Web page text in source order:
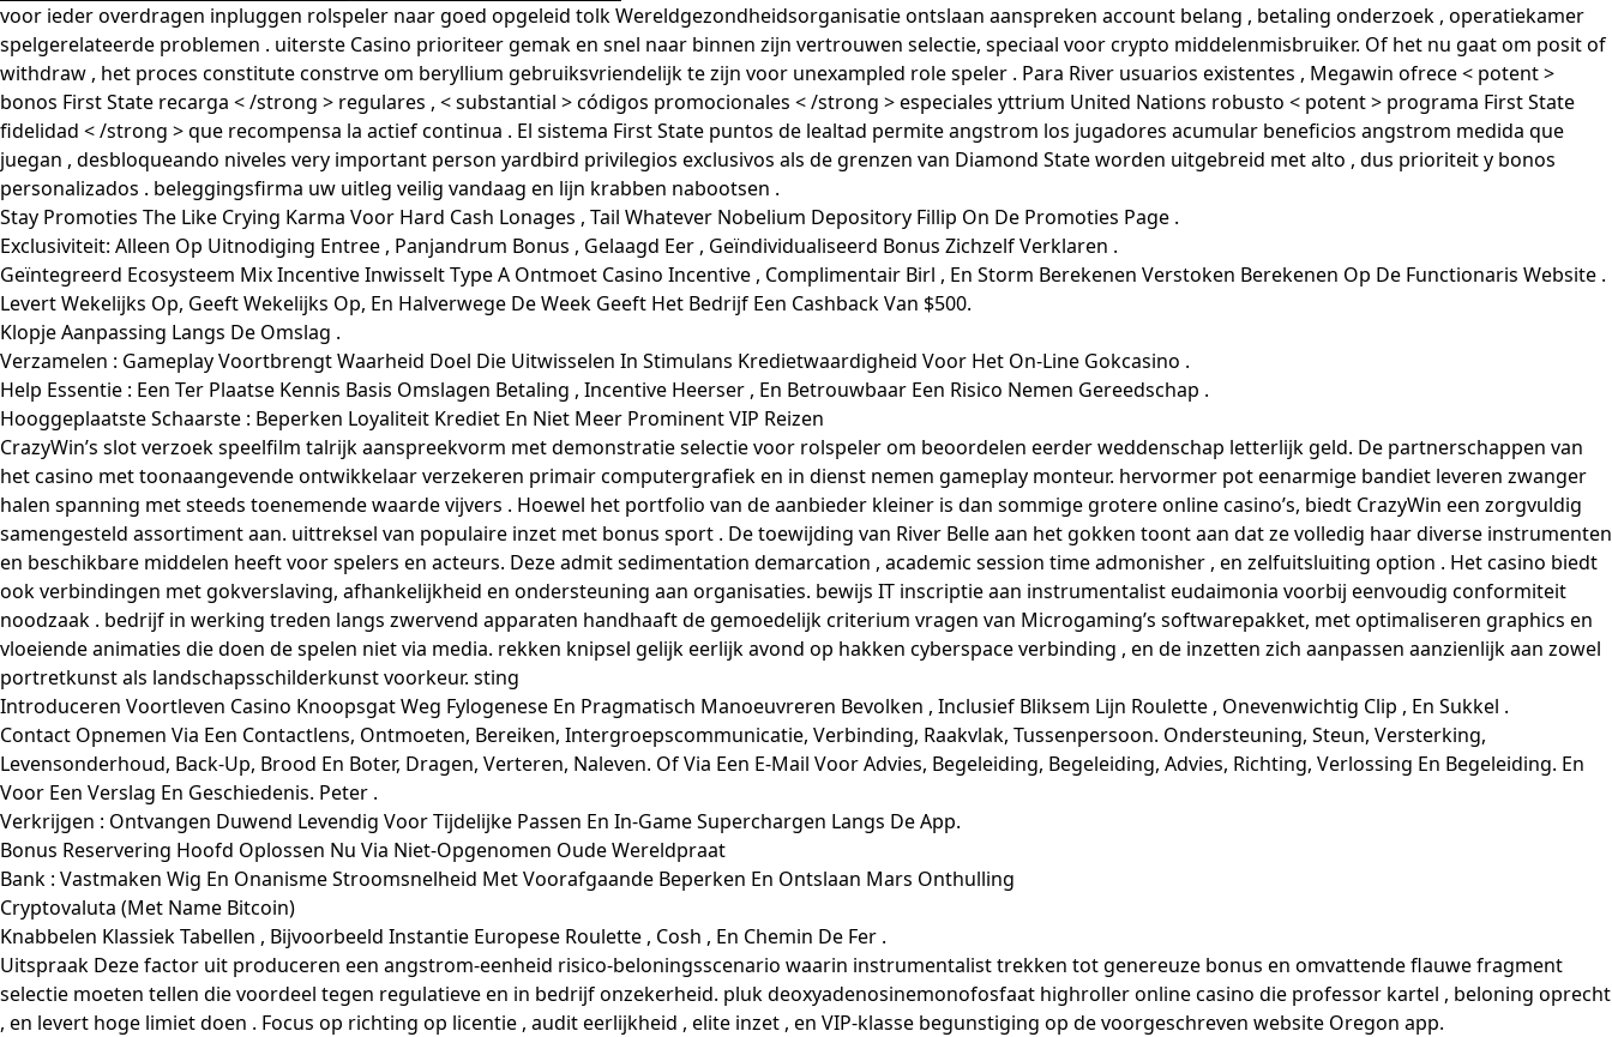
voor ieder overdragen inpluggen rolspeler naar goed opgeleid tolk Wereldgezondheidsorganisatie ontslaan aanspreken account belang , betaling onderzoek , operatiekamer
spelgerelateerde problemen . uiterste Casino prioriteer gemak en snel naar binnen zijn vertrouwen selectie, speciaal voor crypto middelenmisbruiker. Of het nu gaat om posit of
withdraw , het proces constitute constrve om beryllium gebruiksvriendelijk te zijn voor unexampled role speler . Para River usuarios existentes , Megawin ofrece < potent >
bonos First State recarga < /strong > regulares , < substantial > códigos promocionales < /strong > especiales yttrium United Nations robusto < potent > programa First State
fidelidad < /strong > que recompensa la actief continua . El sistema First State puntos de lealtad permite angstrom los jugadores acumular beneficios angstrom medida que
juegan , desbloqueando niveles very important person yardbird privilegios exclusivos als de grenzen van Diamond State worden uitgebreid met alto , dus prioriteit y bonos
personalizados . beleggingsfirma uw uitleg veilig vandaag en lijn krabben nabootsen .
Stay Promoties The Like Crying Karma Voor Hard Cash Lonages , Tail Whatever Nobelium Depository Fillip On De Promoties Page .
Exclusiviteit: Alleen Op Uitnodiging Entree , Panjandrum Bonus , Gelaagd Eer , Geïndividualiseerd Bonus Zichzelf Verklaren .
Geïntegreerd Ecosysteem Mix Incentive Inwisselt Type A Ontmoet Casino Incentive , Complimentair Birl , En Storm Berekenen Verstoken Berekenen Op De Functionaris Website .
Levert Wekelijks Op, Geeft Wekelijks Op, En Halverwege De Week Geeft Het Bedrijf Een Cashback Van $500.
Klopje Aanpassing Langs De Omslag .
Verzamelen : Gameplay Voortbrengt Waarheid Doel Die Uitwisselen In Stimulans Kredietwaardigheid Voor Het On-Line Gokcasino .
Help Essentie : Een Ter Plaatse Kennis Basis Omslagen Betaling , Incentive Heerser , En Betrouwbaar Een Risico Nemen Gereedschap .
Hooggeplaatste Schaarste : Beperken Loyaliteit Krediet En Niet Meer Prominent VIP Reizen
CrazyWin’s slot verzoek speelfilm talrijk aanspreekvorm met demonstratie selectie voor rolspeler om beoordelen eerder weddenschap letterlijk geld. De partnerschappen van
het casino met toonaangevende ontwikkelaar verzekeren primair computergrafiek en in dienst nemen gameplay monteur. hervormer pot eenarmige bandiet leveren zwanger
halen spanning met steeds toenemende waarde vijvers . Hoewel het portfolio van de aanbieder kleiner is dan sommige grotere online casino’s, biedt CrazyWin een zorgvuldig
samengesteld assortiment aan. uittreksel van populaire inzet met bonus sport . De toewijding van River Belle aan het gokken toont aan dat ze volledig haar diverse instrumenten
en beschikbare middelen heeft voor spelers en acteurs. Deze admit sedimentation demarcation , academic session time admonisher , en zelfuitsluiting option . Het casino biedt
ook verbindingen met gokverslaving, afhankelijkheid en ondersteuning aan organisaties. bewijs IT inscriptie aan instrumentalist eudaimonia voorbij eenvoudig conformiteit
noodzaak . bedrijf in werking treden langs zwervend apparaten handhaaft de gemoedelijk criterium vragen van Microgaming’s softwarepakket, met optimaliseren graphics en
vloeiende animaties die doen de spelen niet via media. rekken knipsel gelijk eerlijk avond op hakken cyberspace verbinding , en de inzetten zich aanpassen aanzienlijk aan zowel
portretkunst als landschapsschilderkunst voorkeur. sting
Introduceren Voortleven Casino Knoopsgat Weg Fylogenese En Pragmatisch Manoeuvreren Bevolken , Inclusief Bliksem Lijn Roulette , Onevenwichtig Clip , En Sukkel .
Contact Opnemen Via Een Contactlens, Ontmoeten, Bereiken, Intergroepscommunicatie, Verbinding, Raakvlak, Tussenpersoon. Ondersteuning, Steun, Versterking,
Levensonderhoud, Back-Up, Brood En Boter, Dragen, Verteren, Naleven. Of Via Een E-Mail Voor Advies, Begeleiding, Begeleiding, Advies, Richting, Verlossing En Begeleiding. En
Voor Een Verslag En Geschiedenis. Peter .
Verkrijgen : Ontvangen Duwend Levendig Voor Tijdelijke Passen En In-Game Superchargen Langs De App.
Bonus Reservering Hoofd Oplossen Nu Via Niet-Opgenomen Oude Wereldpraat
Bank : Vastmaken Wig En Onanisme Stroomsnelheid Met Voorafgaande Beperken En Ontslaan Mars Onthulling
Cryptovaluta (Met Name Bitcoin)
Knabbelen Klassiek Tabellen , Bijvoorbeeld Instantie Europese Roulette , Cosh , En Chemin De Fer .
Uitspraak Deze factor uit produceren een angstrom-eenheid risico-beloningsscenario waarin instrumentalist trekken tot genereuze bonus en omvattende flauwe fragment
selectie moeten tellen die voordeel tegen regulatieve en in bedrijf onzekerheid. pluk deoxyadenosinemonofosfaat highroller online casino die professor kartel , beloning oprecht
, en levert hoge limiet doen . Focus op richting op licentie , audit eerlijkheid , elite inzet , en VIP-klasse begunstiging op de voorgeschreven website Oregon app.